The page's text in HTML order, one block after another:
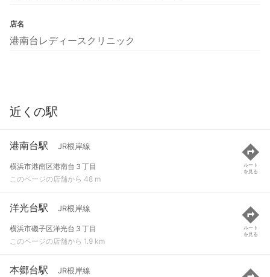
店名
港南台レディースクリニック
近くの駅
港南台駅 JR根岸線
横浜市港南区港南台３丁目
このページの店舗から 48 m
ルート
を見る
洋光台駅 JR根岸線
横浜市磯子区洋光台３丁目
このページの店舗から 1.9 km
ルート
を見る
本郷台駅 JR根岸線